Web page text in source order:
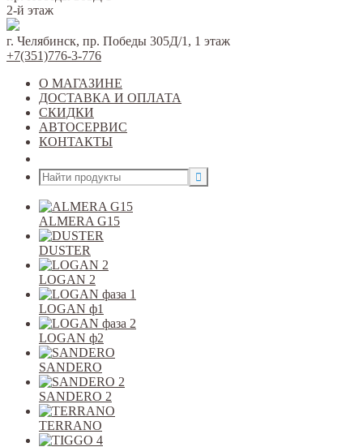
2-й этаж
г. Челябинск, пр. Победы 305Д/1, 1 этаж
+7(351)776-3-776
О МАГАЗИНЕ
ДОСТАВКА И ОПЛАТА
СКИДКИ
АВТОСЕРВИС
КОНТАКТЫ
ALMERA G15
DUSTER
LOGAN 2
LOGAN ф1
LOGAN ф2
SANDERO
SANDERO 2
TERRANO